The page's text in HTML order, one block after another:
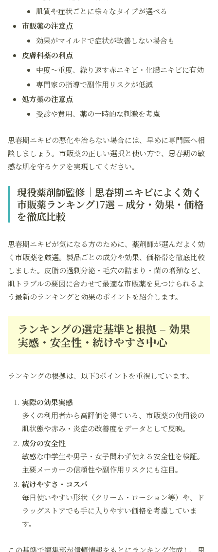
肌質や症状ごとに様々なタイプが選べる
市販薬の注意点
効果がマイルドで症状が改善しない場合も
皮膚科薬の利点
中度～重度、繰り返す赤ニキビ・化膿ニキビに有効
専門家の指導で副作用リスクが低減
処方薬の注意点
受診や費用、薬の一時的な刺激を考慮
思春期ニキビの悪化や治らない場合には、早めに専門医へ相
談しましょう。市販薬の正しい選択と使い方で、思春期の敏
感な肌を守るケアを実現してください。
現役薬剤師監修｜思春期ニキビによく効く
市販薬ランキング17選 – 成分・効果・価格
を徹底比較
思春期ニキビが気になる方のために、薬剤師が選んだよく効
く市販薬を厳選。製品ごとの成分や効果、価格帯を徹底比較
しました。皮脂の過剰分泌・毛穴の詰まり・菌の増殖など、
肌トラブルの要因に合わせて最適な市販薬を見つけられるよ
う最新のランキングと効果のポイントを紹介します。
ランキングの選定基準と根拠 – 効果
実感・安全性・続けやすさ中心
ランキングの根拠は、以下3ポイントを重視しています。
実際の効果実感
多くの利用者から高評価を得ている、市販薬の使用後の
肌状態や赤み・炎症の改善度をデータとして反映。
成分の安全性
敏感な中学生や男子・女子問わず使える安全性を検証。
主要メーカーの信頼性や副作用リスクにも注目。
続けやすさ・コスパ
毎日使いやすい形状（クリーム・ローション等）や、ド
ラッグストアでも手に入りやすい価格を考慮していま
す。
この基準で編集部が信頼情報をもとにランキング作成し、思